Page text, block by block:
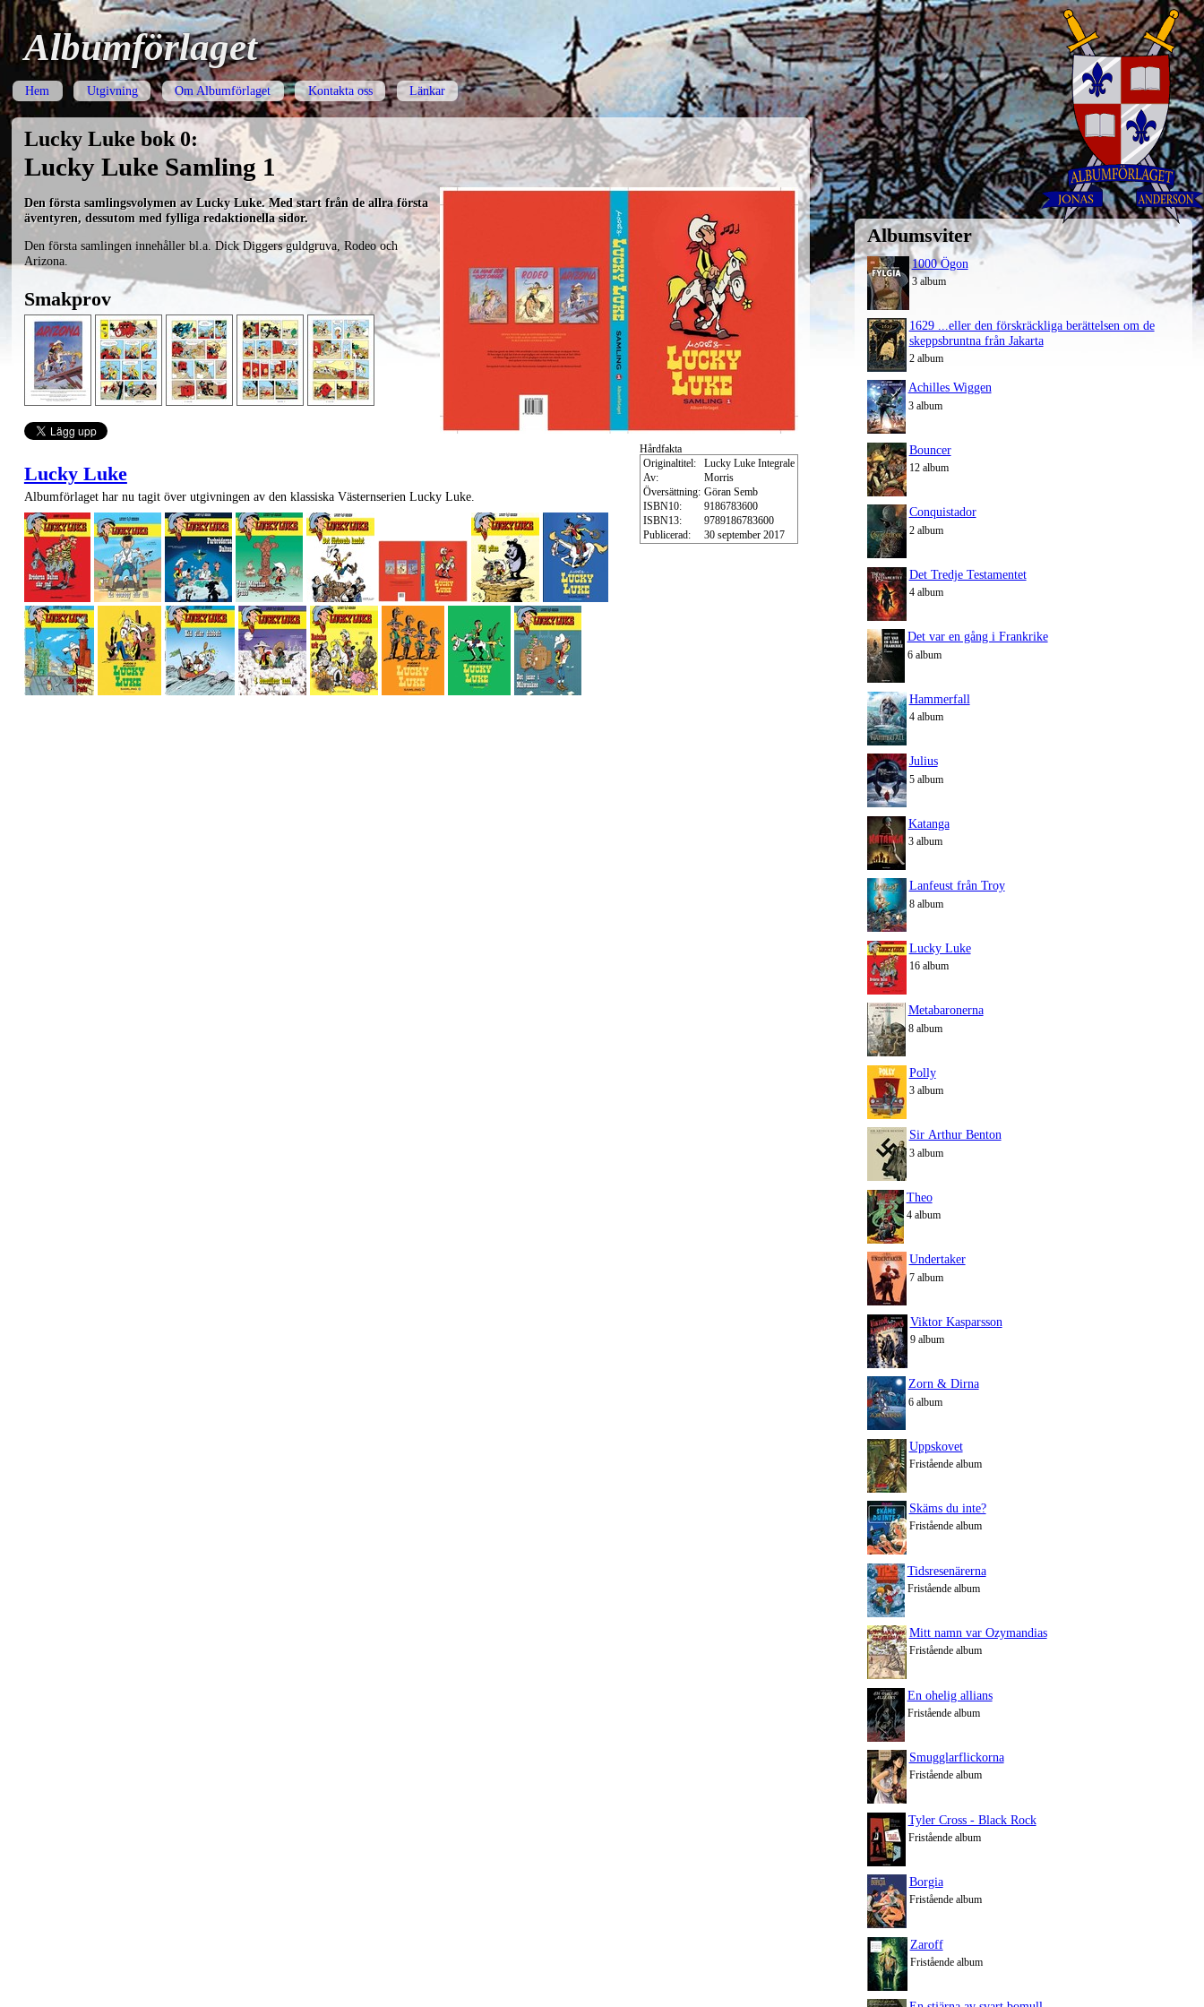
Albumförlaget
Hem Utgivning Om Albumförlaget Kontakta oss Länkar
Lucky Luke bok 0:
Lucky Luke Samling 1
Hårdfakta
Originaltitel:
Lucky Luke Integrale
Av:
Morris
Översättning: Göran Semb
ISBN10:
9186783600
ISBN13:
9789186783600
Publicerad:
30 september 2017
Den första samlingsvolymen av Lucky Luke. Med start från de allra första
äventyren, dessutom med fylliga redaktionella sidor.
Den första samlingen innehåller bl.a. Dick Diggers guldgruva, Rodeo och
Arizona.
Smakprov
Lucky Luke
Albumförlaget har nu tagit över utgivningen av den klassiska Västernserien Lucky Luke.
Albumsviter
1000 Ögon
3 album
1629 ...eller den förskräckliga berättelsen om de
skeppsbruntna från Jakarta
2 album
Achilles Wiggen
3 album
Bouncer
12 album
Conquistador
2 album
Det Tredje Testamentet
4 album
Det var en gång i Frankrike
6 album
Hammerfall
4 album
Julius
5 album
Katanga
3 album
Lanfeust från Troy
8 album
Lucky Luke
16 album
Metabaronerna
8 album
Polly
3 album
Sir Arthur Benton
3 album
Theo
4 album
Undertaker
7 album
Viktor Kasparsson
9 album
Zorn & Dirna
6 album
Uppskovet
Fristående album
Skäms du inte?
Fristående album
Tidsresenärerna
Fristående album
Mitt namn var Ozymandias
Fristående album
En ohelig allians
Fristående album
Smugglarflickorna
Fristående album
Tyler Cross - Black Rock
Fristående album
Borgia
Fristående album
Zaroff
Fristående album